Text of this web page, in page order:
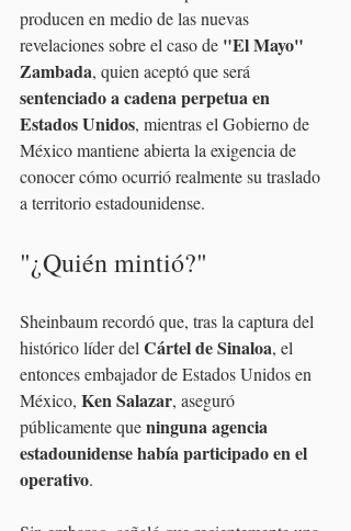
producen en medio de las nuevas
revelaciones sobre el caso de "El Mayo"
Zambada, quien aceptó que será
sentenciado a cadena perpetua en
Estados Unidos, mientras el Gobierno de
México mantiene abierta la exigencia de
conocer cómo ocurrió realmente su traslado
a territorio estadounidense.
"¿Quién mintió?"
Sheinbaum recordó que, tras la captura del
histórico líder del Cártel de Sinaloa, el
entonces embajador de Estados Unidos en
México, Ken Salazar, aseguró
públicamente que ninguna agencia
estadounidense había participado en el
operativo.